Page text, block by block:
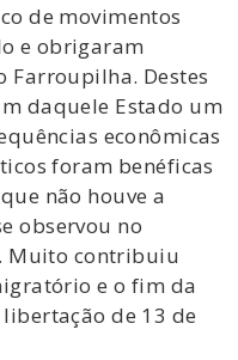
de movimentos
e obrigaram
Farroupilha. Destes
daquele Estado um
econômicas
foram benéficas
não houve a
observou no
Muito contribuiu
e o fim da
de 13 de